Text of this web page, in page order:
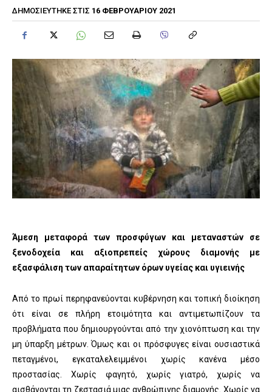
ΔΗΜΟΣΙΕΎΤΗΚΕ ΣΤΙΣ 16 ΦΕΒΡΟΥΑΡΊΟΥ 2021
Άμεση μεταφορά των προσφύγων και μεταναστών σε
ξενοδοχεία και αξιοπρεπείς χώρους διαμονής με
εξασφάλιση των απαραίτητων όρων υγείας και υγιεινής
Από το πρωί περηφανεύονται κυβέρνηση και τοπική διοίκηση
ότι είναι σε πλήρη ετοιμότητα και αντιμετωπίζουν τα
προβλήματα που δημιουργούνται από την χιονόπτωση και την
μη ύπαρξη μέτρων. Όμως και οι πρόσφυγες είναι ουσιαστικά
πεταγμένοι, εγκαταλελειμμένοι χωρίς κανένα μέσο
προστασίας. Χωρίς φαγητό, χωρίς γιατρό, χωρίς να
αισθάνονται τη ζεστασιά μιας ανθρώπινης διαμονής. Χωρίς να